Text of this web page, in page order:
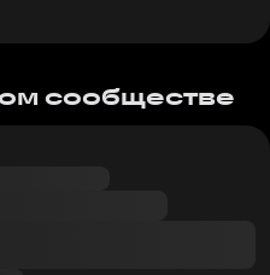
сообществе